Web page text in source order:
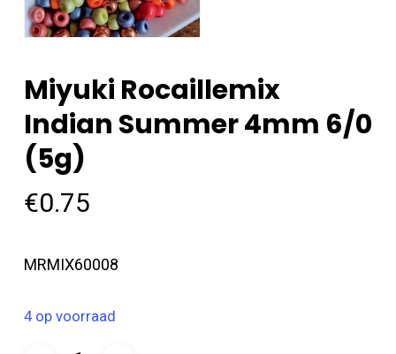
Miyuki Rocaillemix
Indian Summer 4mm 6/0
(5g)
€0.75
MRMIX60008
4 op voorraad